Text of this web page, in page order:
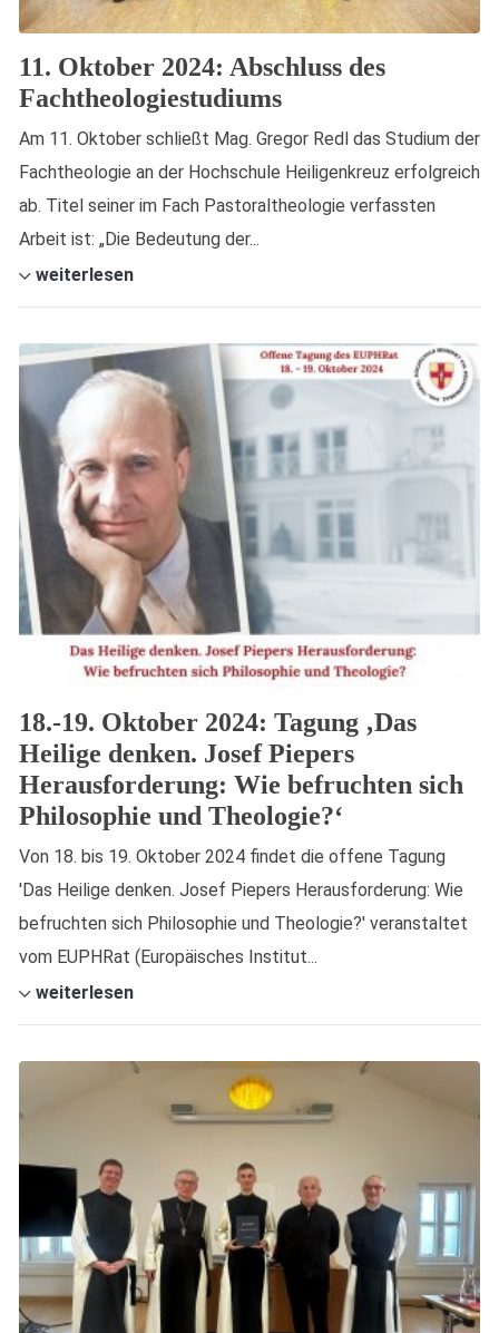
11. Oktober 2024: Abschluss des
Fachtheologiestudiums
Am 11. Oktober schließt Mag. Gregor Redl das Studium der
Fachtheologie an der Hochschule Heiligenkreuz erfolgreich
ab. Titel seiner im Fach Pastoraltheologie verfassten
Arbeit ist: „Die Bedeutung der...
weiterlesen
18.-19. Oktober 2024: Tagung ‚Das
Heilige denken. Josef Piepers
Herausforderung: Wie befruchten sich
Philosophie und Theologie?‘
Von 18. bis 19. Oktober 2024 findet die offene Tagung
'Das Heilige denken. Josef Piepers Herausforderung: Wie
befruchten sich Philosophie und Theologie?' veranstaltet
vom EUPHRat (Europäisches Institut...
weiterlesen